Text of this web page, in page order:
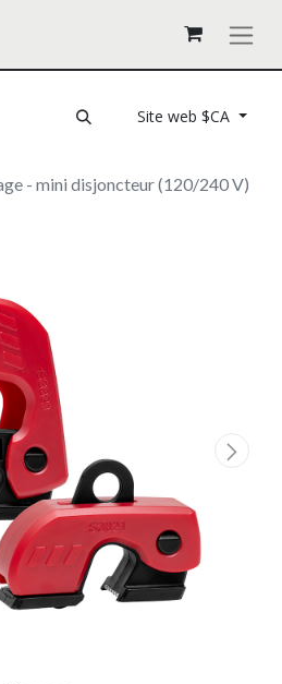
Site web $CA
- mini disjoncteur (120/240 V)